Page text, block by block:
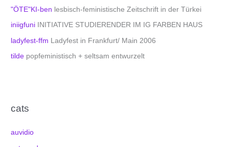
"ÖTE"KI-ben lesbisch-feministische Zeitschrift in der Türkei
iniigfuni INITIATIVE STUDIERENDER IM IG FARBEN HAUS
ladyfest-ffm Ladyfest in Frankfurt/ Main 2006
tilde popfeministisch + seltsam entwurzelt
cats
auvidio